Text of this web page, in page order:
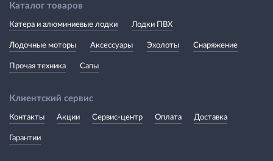
Каталог товаров
Катера и алюминиевые лодки Лодки ПВХ
Лодочные моторы Аксессуары Эхолоты Снаряжение
Прочая техника Сапы
Клиентский сервис
Контакты Акции Сервис-центр Оплата Доставка
Гарантии